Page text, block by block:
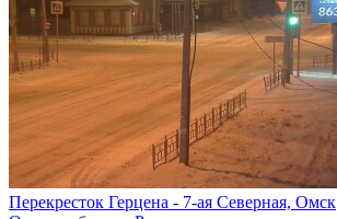
Перекресток Герцена - 7-ая Северная, Омск